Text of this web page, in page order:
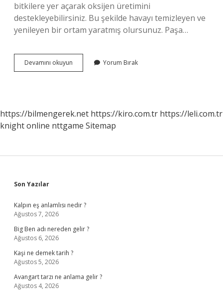
bitkilere yer açarak oksijen üretimini
destekleyebilirsiniz. Bu şekilde havayı temizleyen ve
yenileyen bir ortam yaratmış olursunuz. Paşa…
Devamını okuyun
Kılıcı
Yorum Bırak
https://bilmengerek.net https://kiro.com.tr https://leli.com.tr
knight online nttgame Sitemap
Sidebar
Son Yazılar
Kalpın eş anlamlısı nedir ?
Ağustos 7, 2026
Big Ben adı nereden gelir ?
Ağustos 6, 2026
Kaşi ne demek tarih ?
Ağustos 5, 2026
Avangart tarzı ne anlama gelir ?
Ağustos 4, 2026